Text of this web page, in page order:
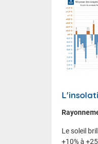
Le soleil
+10% à